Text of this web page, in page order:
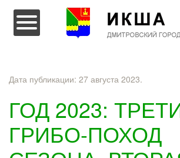
Перейти к содержимому
Дата публикации: 27 августа 2023.
ГОД 2023:
ГРИБО-ПОХОД